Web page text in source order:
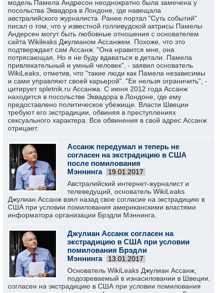
модель Памела Андресон неоднократно была замечена у
посольства Эквадора в Лондоне, где навещала
австралийского журналиста. Ранее портал "Суть событий"
писал о том, что у известной голливудской актрисы Памелы
Андерсен могут быть любовные отношения с основателем
сайта Wikileaks Джулианом Ассанжем. Похоже, что это
подтверждает сам Ассанж. "Она нравится мне, она
потрясающая. Но я не буду вдаваться в детали. Памела
привлекательный и умный человек", - заявил основатель
WikiLeaks, отметив, что "такие люди как Памела независимы
и сами управляют своей карьерой". "Ее нельзя ограничить", -
цитирует spletnik.ru Ассанжа. С июня 2012 года Ассанж
находится в посольстве Эквадора в Лондоне, где ему
предоставлено политическое убежище. Власти Швеции
требуют его экстрадиции, обвиняя в преступлениях
сексуального характера. Все обвинения в свой адрес Ассанж
отрицает.
Ассанж передумал и теперь не
согласен на экстрадицию в США
после помилования
Мэннинга
19.01.2017
Австралийский интернет-журналист и
телеведущий, основатель WikiLeaks
Джулиан Ассанж взял назад свое согласие на экстрадицию в
США при условии помилования американскими властями
информатора организации Брэдли Мэннинга.
Джулиан Ассанж согласен на
экстрадицию в США при условии
помилования Брэдли
Мэннинга
13.01.2017
Основатель WikiLeaks Джулиан Ассанж,
подозреваемый в изнасиловании в Швеции,
согласен на экстрадицию в США при условии помилования